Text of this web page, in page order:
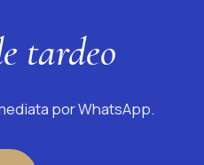
tardeo
por WhatsApp.